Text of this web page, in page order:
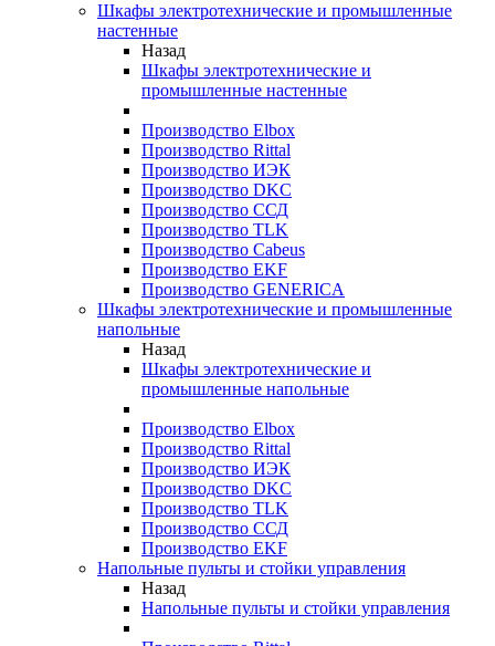
Шкафы электротехнические и промышленные
настенные
Назад
Шкафы электротехнические и
промышленные настенные
Производство Elbox
Производство Rittal
Производство ИЭК
Производство DKC
Производство ССД
Производство TLK
Производство Cabeus
Производство EKF
Производство GENERICA
Шкафы электротехнические и промышленные
напольные
Назад
Шкафы электротехнические и
промышленные напольные
Производство Elbox
Производство Rittal
Производство ИЭК
Производство DKC
Производство TLK
Производство ССД
Производство EKF
Напольные пульты и стойки управления
Назад
Напольные пульты и стойки управления